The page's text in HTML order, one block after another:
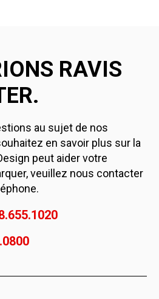
RAVIS
au sujet de nos
en savoir plus sur la
peut aider votre
veuillez nous contacter